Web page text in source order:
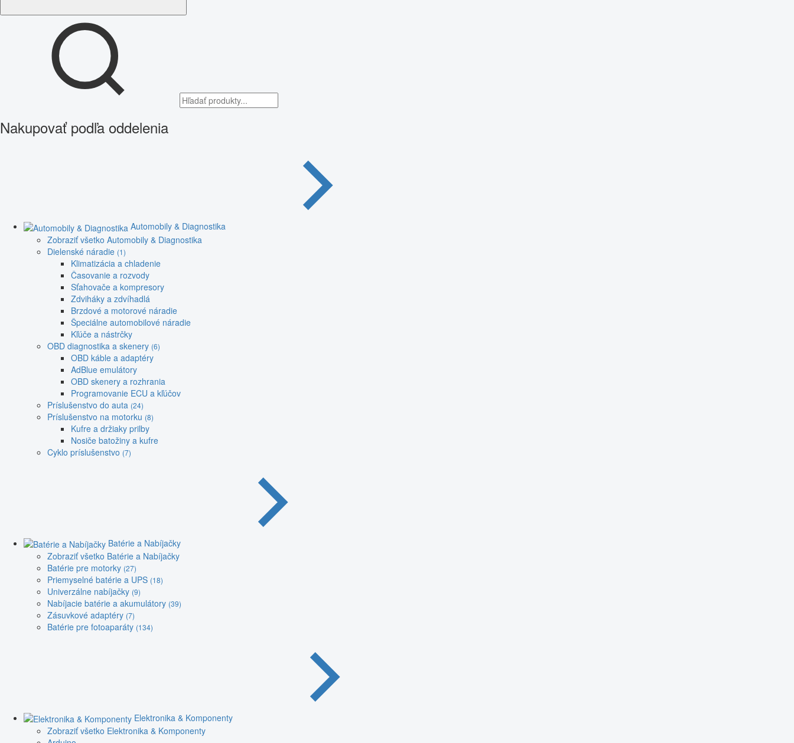
Nakupovať podľa oddelenia
Automobily & Diagnostika
Zobraziť všetko Automobily & Diagnostika
Dielenské náradie (1)
Klimatizácia a chladenie
Časovanie a rozvody
Sťahovače a kompresory
Zdviháky a zdvíhadlá
Brzdové a motorové náradie
Špeciálne automobilové náradie
Kľúče a nástrčky
OBD diagnostika a skenery (6)
OBD káble a adaptéry
AdBlue emulátory
OBD skenery a rozhrania
Programovanie ECU a kľúčov
Príslušenstvo do auta (24)
Príslušenstvo na motorku (8)
Kufre a držiaky prilby
Nosiče batožiny a kufre
Cyklo príslušenstvo (7)
Batérie a Nabíjačky
Zobraziť všetko Batérie a Nabíjačky
Batérie pre motorky (27)
Priemyselné batérie a UPS (18)
Univerzálne nabíjačky (9)
Nabíjacie batérie a akumulátory (39)
Zásuvkové adaptéry (7)
Batérie pre fotoaparáty (134)
Elektronika & Komponenty
Zobraziť všetko Elektronika & Komponenty